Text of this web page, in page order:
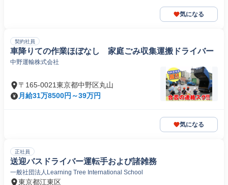
気になる
契約社員
車降りての作業ほぼなし 家庭ごみ収集運搬ドライバー
中野運輸株式会社
〒165-0021東京都中野区丸山
月給31万8500円～39万円
気になる
正社員
送迎バスドライバー運転手および諸雑務
一般社団法人Learning Tree International School
東京都江東区